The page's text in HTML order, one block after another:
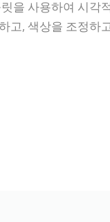
을 사용하여 시각
고, 색상을 조정하